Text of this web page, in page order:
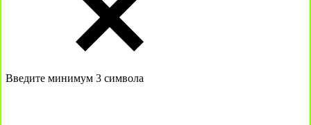
Введите минимум 3 символа